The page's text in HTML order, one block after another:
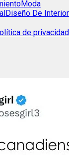
Moda
Diseño De
de privacidad